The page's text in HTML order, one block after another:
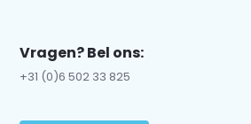
Vragen? Bel ons:
+31 (0)6 502 33 825